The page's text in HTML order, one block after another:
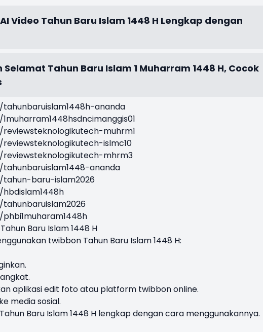
Video Tahun Baru Islam 1448 H Lengkap dengan
Selamat Tahun Baru Islam 1 Muharram 1448 H, Cocok
ananda
muhrm1
islmc10
mhrm3
ananda
baru-islam2026
Baru Islam 1448 H
twibbon Tahun Baru Islam 1448 H:
aplikasi edit foto atau platform twibbon online.
media sosial.
Baru Islam 1448 H lengkap dengan cara menggunakannya.